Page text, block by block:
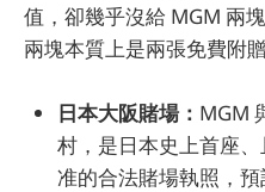
值，卻幾乎沒給 MGM 兩
兩塊本質上是兩張免費附
日本大阪賭場： MGM
村，是日本史上首座
准的合法賭場執照，